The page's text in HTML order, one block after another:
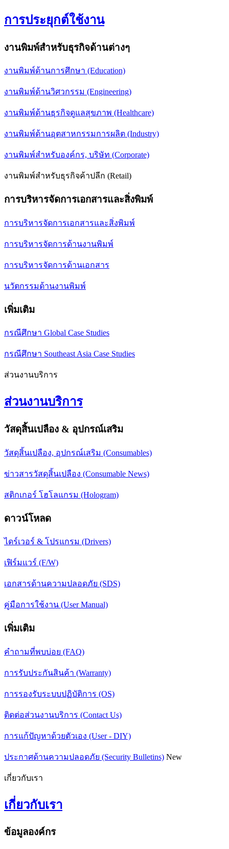
การประยุกต์ใช้งาน
งานพิมพ์สำหรับธุรกิจด้านต่างๆ
งานพิมพ์ด้านการศึกษา (Education)
งานพิมพ์ด้านวิศวกรรม (Engineering)
งานพิมพ์ด้านธุรกิจดูแลสุขภาพ (Healthcare)
งานพิมพ์ด้านอุตสาหกรรมการผลิต (Industry)
งานพิมพ์สำหรับองค์กร, บริษัท (Corporate)
งานพิมพ์สำหรับธุรกิจค้าปลีก (Retail)
การบริหารจัดการเอกสารและสิ่งพิมพ์
การบริหารจัดการเอกสารและสิ่งพิมพ์
การบริหารจัดการด้านงานพิมพ์
การบริหารจัดการด้านเอกสาร
นวัตกรรมด้านงานพิมพ์
เพิ่มเติม
กรณีศึกษา Global Case Studies
กรณีศึกษา Southeast Asia Case Studies
ส่วนงานบริการ
ส่วนงานบริการ
วัสดุสิ้นเปลือง & อุปกรณ์เสริม
วัสดุสิ้นเปลือง, อุปกรณ์เสริม (Consumables)
ข่าวสารวัสดุสิ้นเปลือง (Consumable News)
สติกเกอร์ โฮโลแกรม (Hologram)
ดาวน์โหลด
ไดร์เวอร์ & โปรแกรม (Drivers)
เฟิร์มแวร์ (F/W)
เอกสารด้านความปลอดภัย (SDS)
คู่มือการใช้งาน (User Manual)
เพิ่มเติม
คำถามที่พบบ่อย (FAQ)
การรับประกันสินค้า (Warranty)
การรองรับระบบปฏิบัติการ (OS)
ติดต่อส่วนงานบริการ (Contact Us)
การแก้ปัญหาด้วยตัวเอง (User - DIY)
ประกาศด้านความปลอดภัย (Security Bulletins) New
เกี่ยวกับเรา
เกี่ยวกับเรา
ข้อมูลองค์กร